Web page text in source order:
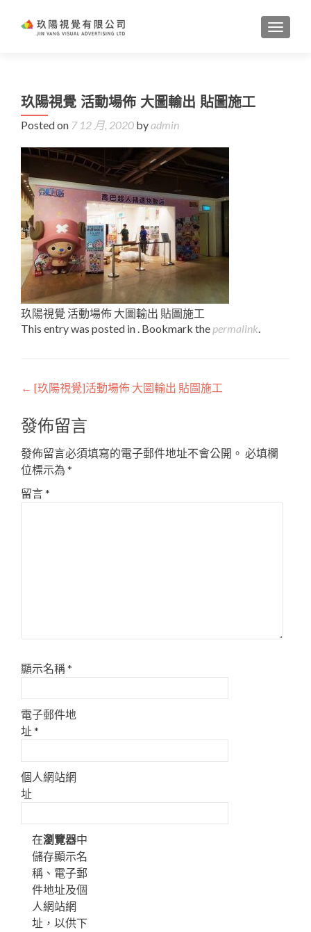
玖陽視覺 活動場佈 大圖輸出 貼圖施工
Posted on 7 12 月, 2020 byadmin
玖陽視覺 活動場佈 大圖輸出 貼圖施工
This entry was posted in . Bookmark the permalink.
Post
navigation
← [玖陽視覺]活動場佈 大圖輸出 貼圖施工
發佈留言
發佈留言必須填寫的電子郵件地址不會公開。 必填欄
位標示為 *
留言*
顯示名稱*
電子郵件地
址*
個人網站網
址
在瀏覽器中
儲存顯示名
稱、電子郵
件地址及個
人網站網
址，以供下